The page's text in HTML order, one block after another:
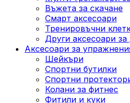
Въжета за скачане
Смарт аксесоари
Тренировъчни
Други аксесоари
Аксесоари за
Шейкъри
Спортни бутилки
Спортни
Колани за фитнес
Фитили и куки